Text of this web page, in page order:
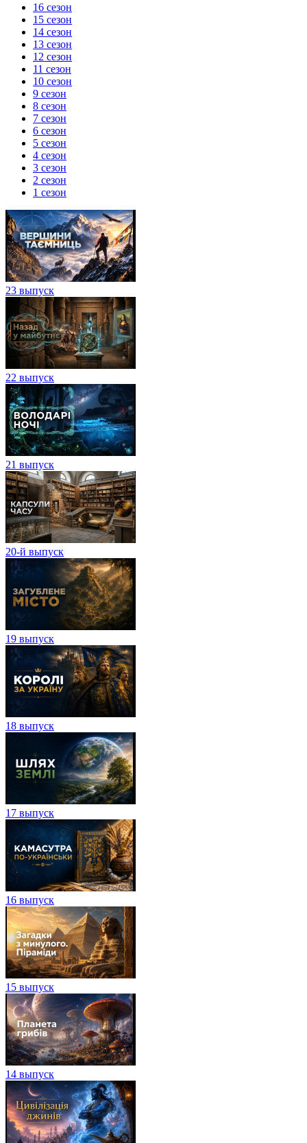
16 сезон
15 сезон
14 сезон
13 сезон
12 сезон
11 сезон
10 сезон
9 сезон
8 сезон
7 сезон
6 сезон
5 сезон
4 сезон
3 сезон
2 сезон
1 сезон
23 выпуск
22 выпуск
21 выпуск
20-й выпуск
19 выпуск
18 выпуск
17 выпуск
16 выпуск
15 выпуск
14 выпуск